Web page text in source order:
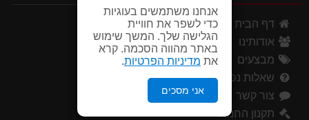
אנחנו משתמשים בעוגיות
כדי לשפר את חוויית
הגלישה שלך. המשך שימוש
באתר מהווה הסכמה. קרא
את מדיניות הפרטיות
אני מסכים
דף הבית
אודותינו
מבצעים
שאלות נפוצות
צור קשר
תקנון החנות